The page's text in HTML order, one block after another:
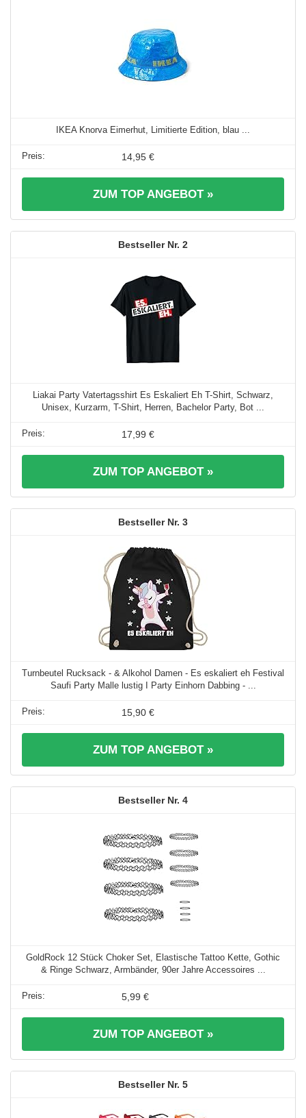
IKEA Knorva Eimerhut, Limitierte Edition, blau ...
14,95 €
ZUM TOP ANGEBOT »
2
Liakai Party Vatertagsshirt Es Eskaliert Eh T-Shirt, Schwarz,
Unisex, Kurzarm, T-Shirt, Herren, Bachelor Party, Bot ...
17,99 €
ZUM TOP ANGEBOT »
3
Turnbeutel Rucksack - & Alkohol Damen - Es eskaliert eh Festival
Saufi Party Malle lustig I Party Einhorn Dabbing - ...
15,90 €
ZUM TOP ANGEBOT »
4
GoldRock 12 Stück Choker Set, Elastische Tattoo Kette, Gothic
& Ringe Schwarz, Armbänder, 90er Jahre Accessoires ...
5,99 €
ZUM TOP ANGEBOT »
5